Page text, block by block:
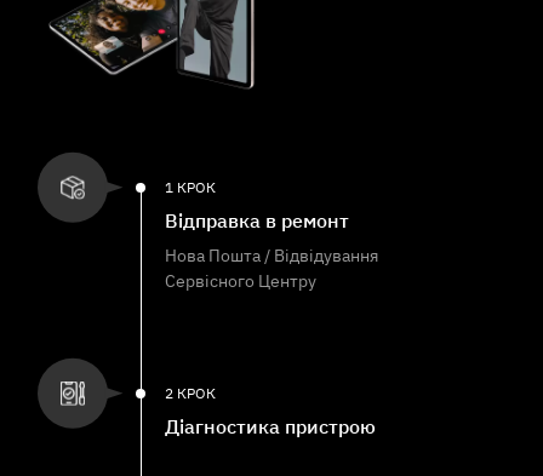
1 КРОК
Відправка в ремонт
Нова Пошта / Відвідування
Сервісного Центру
2 КРОК
Діагностика пристрою